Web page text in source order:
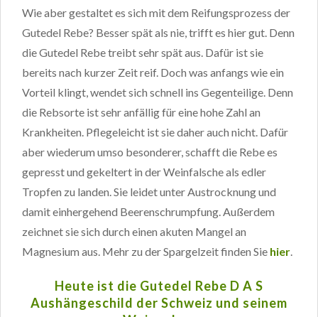
Wie aber gestaltet es sich mit dem Reifungsprozess der
Gutedel Rebe? Besser spät als nie, trifft es hier gut. Denn
die Gutedel Rebe treibt sehr spät aus. Dafür ist sie
bereits nach kurzer Zeit reif. Doch was anfangs wie ein
Vorteil klingt, wendet sich schnell ins Gegenteilige. Denn
die Rebsorte ist sehr anfällig für eine hohe Zahl an
Krankheiten. Pflegeleicht ist sie daher auch nicht. Dafür
aber wiederum umso besonderer, schafft die Rebe es
gepresst und gekeltert in der Weinfalsche als edler
Tropfen zu landen. Sie leidet unter Austrocknung und
damit einhergehend Beerenschrumpfung. Außerdem
zeichnet sie sich durch einen akuten Mangel an
Magnesium aus. Mehr zu der Spargelzeit finden Sie hier.
Heute ist die Gutedel Rebe D A S
Aushängeschild der Schweiz und seinem